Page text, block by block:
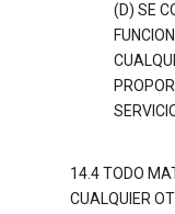
(D) SE
14.4 TODO
CUALQUIER